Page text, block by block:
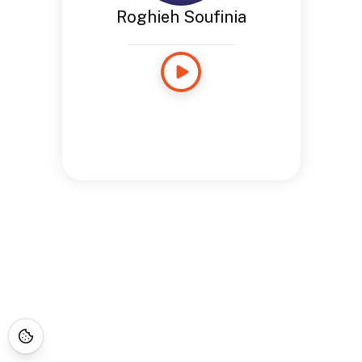
Roghieh Soufinia